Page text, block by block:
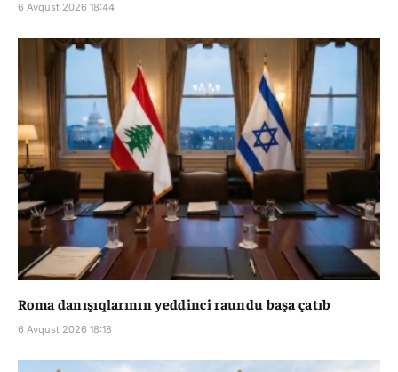
6 Avqust 2026 18:44
Roma danışıqlarının yeddinci raundu başa çatıb
6 Avqust 2026 18:18